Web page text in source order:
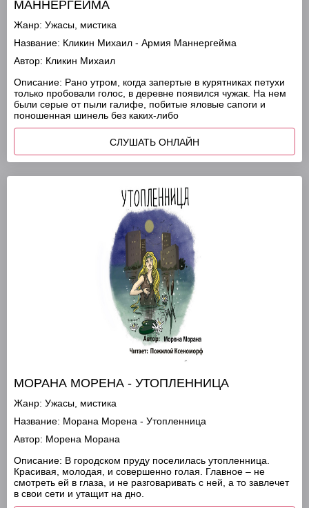
МАННЕРГЕЙМА
Жанр: Ужасы, мистика
Название: Кликин Михаил - Армия Маннергейма
Автор: Кликин Михаил
Описание: Рано утром, когда запертые в курятниках петухи
только пробовали голос, в деревне появился чужак. На нем
были серые от пыли галифе, побитые яловые сапоги и
поношенная шинель без каких-либо
СЛУШАТЬ ОНЛАЙН
МОРАНА МОРЕНА - УТОПЛЕННИЦА
Жанр: Ужасы, мистика
Название: Морана Морена - Утопленница
Автор: Морена Морана
Описание: В городском пруду поселилась утопленница.
Красивая, молодая, и совершенно голая. Главное – не
смотреть ей в глаза, и не разговаривать с ней, а то завлечет
в свои сети и утащит на дно.